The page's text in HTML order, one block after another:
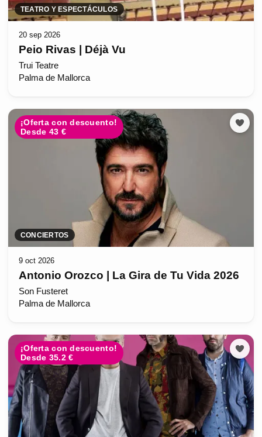
TEATRO Y ESPECTÁCULOS
20 sep 2026
Peio Rivas | Déjà Vu
Trui Teatre
Palma de Mallorca
¡Oferta con descuento!
Desde 43 €
CONCIERTOS
9 oct 2026
Antonio Orozco | La Gira de Tu Vida 2026
Son Fusteret
Palma de Mallorca
¡Oferta con descuento!
Desde 35.2 €